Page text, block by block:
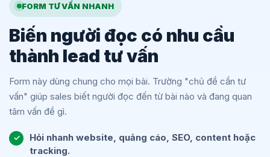
FORM TƯ VẤN NHANH
Biến người đọc có nhu cầu
thành lead tư vấn
Form này dùng chung cho mọi bài. Trường "chủ đề cần tư
vấn" giúp sales biết người đọc đến từ bài nào và đang quan
tâm vấn đề gì.
✓
Hỏi nhanh website, quảng cáo, SEO, content hoặc
tracking.